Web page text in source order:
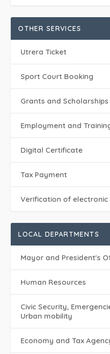
OTHER SERVICES
Utrera Ticket
Sport Court Booking
Grants and Scholarships
Employment and
Digital Certificate
Tax Payment
Verification of
LOCAL DEPARTMENTS
Mayor and President's
Human Resources
Civic Security,
Urban mobility
Economy and Tax